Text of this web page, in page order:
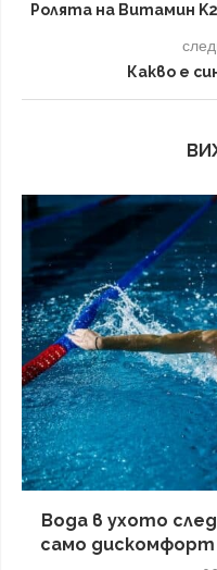
Ролята на Витамин
Какво е
Вода в ухото
само дискомфорт